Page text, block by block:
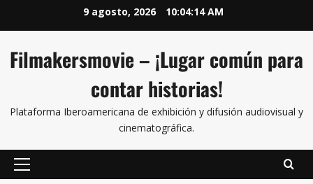
9 agosto, 2026 10:04:15 AM
Filmakersmovie – ¡Lugar común para
contar historias!
Plataforma Iberoamericana de exhibición y difusión audiovisual y
cinematográfica.